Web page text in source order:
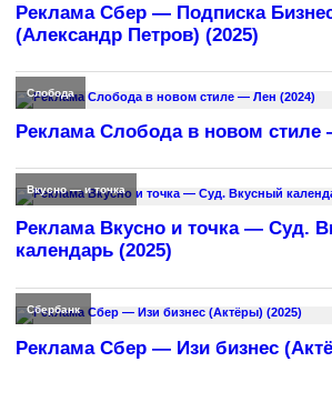
Реклама Сбер — Подписка
(Александр Петров) (2025)
Слобода
Реклама Слобода в новом стиле
Вкусно — и точка
Реклама Вкусно и точка — Суд.
календарь (2025)
Сбербанк
Реклама Сбер — Изи бизнес